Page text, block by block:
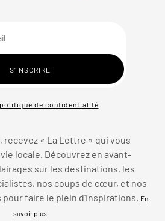
de confidentialité
recevez « La Lettre » qui vous
locale. Découvrez en avant-
sur les destinations, les
nos coups de cœur, et nos
faire le plein d’inspirations.
En
savoir plus